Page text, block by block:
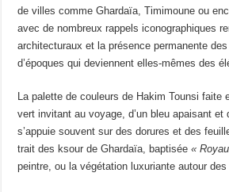
de villes comme Ghardaïa, Timimoune ou
avec de nombreux rappels iconographiques
architecturaux et la présence permanente
d’époques qui deviennent elles-mêmes des
La palette de couleurs de Hakim Tounsi faite
vert invitant au voyage, d’un bleu apaisant et
s’appuie souvent sur des dorures et des
trait des ksour de Ghardaïa, baptisée«
peintre, ou la végétation luxuriante autour des